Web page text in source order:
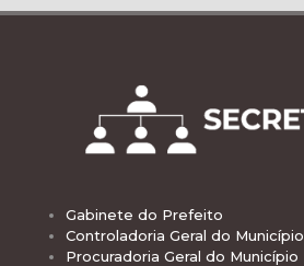
Gabinete do Prefeito
Controladoria Geral do Município
Procuradoria Geral do Município